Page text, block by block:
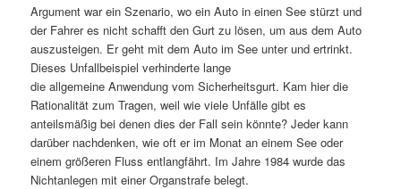
Argument war ein Szenario, wo ein Auto in einen See stürzt und
der Fahrer es nicht schafft den Gurt zu lösen, um aus dem Auto
auszusteigen. Er geht mit dem Auto im See unter und ertrinkt.
Dieses Unfallbeispiel verhinderte lange
die allgemeine Anwendung vom Sicherheitsgurt. Kam hier die
Rationalität zum Tragen, weil wie viele Unfälle gibt es
anteilsmäßig bei denen dies der Fall sein könnte? Jeder kann
darüber nachdenken, wie oft er im Monat an einem See oder
einem größeren Fluss entlangfährt. Im Jahre 1984 wurde das
Nichtanlegen mit einer Organstrafe belegt.